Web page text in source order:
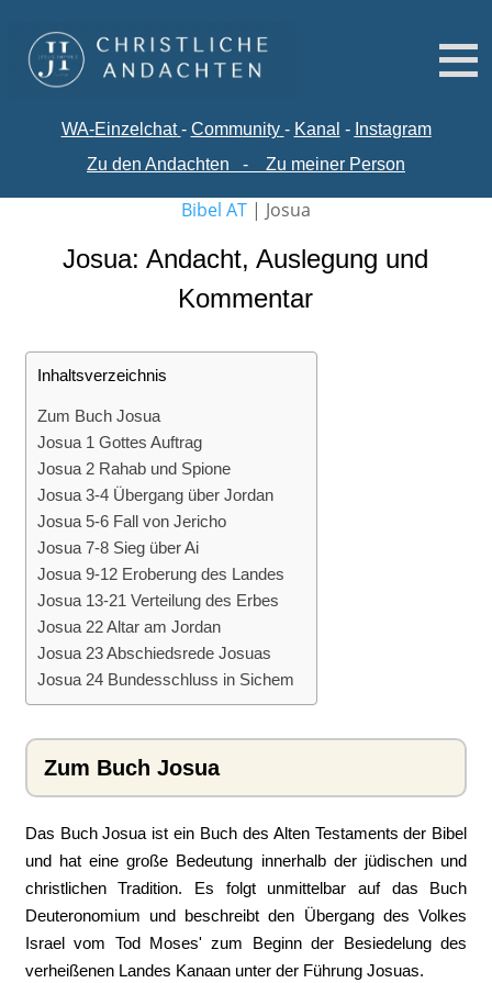
WA-Einzelchat - Community - Kanal - Instagram
Zu den Andachten
- Zu meiner Person
Bibel AT | Josua
Josua: Andacht, Auslegung und
Kommentar
Inhaltsverzeichnis
Zum Buch Josua
Josua 1 Gottes Auftrag
Josua 2 Rahab und Spione
Josua 3-4 Übergang über Jordan
Josua 5-6 Fall von Jericho
Josua 7-8 Sieg über Ai
Josua 9-12 Eroberung des Landes
Josua 13-21 Verteilung des Erbes
Josua 22 Altar am Jordan
Josua 23 Abschiedsrede Josuas
Josua 24 Bundesschluss in Sichem
Zum Buch Josua
Das Buch Josua ist ein Buch des Alten Testaments der Bibel
und hat eine große Bedeutung innerhalb der jüdischen und
christlichen Tradition. Es folgt unmittelbar auf das Buch
Deuteronomium und beschreibt den Übergang des Volkes
Israel vom Tod Moses' zum Beginn der Besiedelung des
verheißenen Landes Kanaan unter der Führung Josuas.